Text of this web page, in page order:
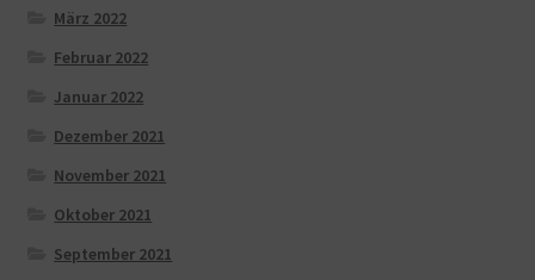
März 2022
Februar 2022
Januar 2022
Dezember 2021
November 2021
Oktober 2021
September 2021